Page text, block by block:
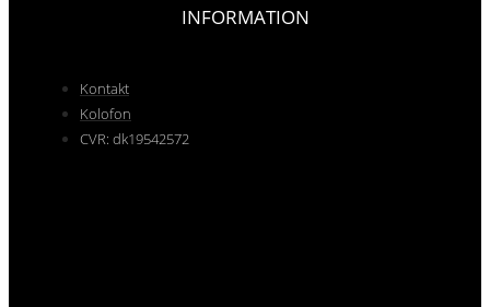
INFORMATION
Kontakt
Kolofon
CVR: dk19542572